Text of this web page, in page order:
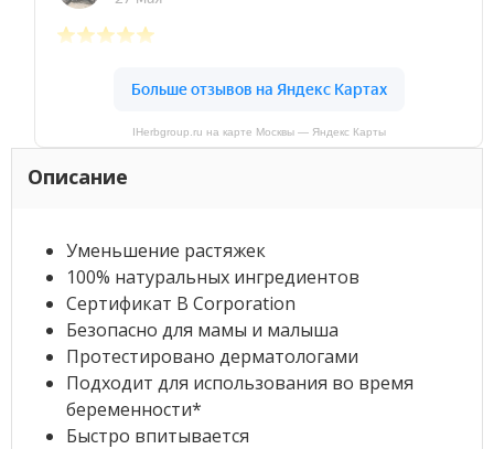
IHerbgroup.ru на карте Москвы — Яндекс Карты
Описание
Уменьшение растяжек
100% натуральных ингредиентов
Сертификат B Corporation
Безопасно для мамы и малыша
Протестировано дерматологами
Подходит для использования во время
беременности*
Быстро впитывается